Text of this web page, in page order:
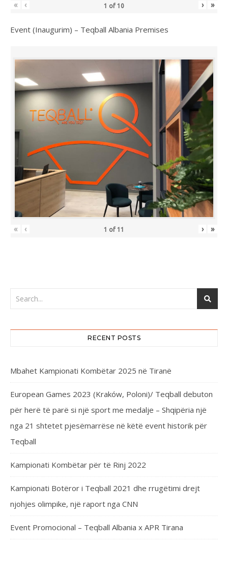
« ‹ 1 of 10 › »
Event (Inaugurim) – Teqball Albania Premises
« ‹ 1 of 11 › »
RECENT POSTS
Mbahet Kampionati Kombëtar 2025 në Tiranë
European Games 2023 (Kraków, Poloni)/ Teqball debuton
për herë të parë si një sport me medalje – Shqipëria një
nga 21 shtetet pjesëmarrëse në këtë event historik për
Teqball
Kampionati Kombëtar për të Rinj 2022
Kampionati Botëror i Teqball 2021 dhe rrugëtimi drejt
njohjes olimpike, një raport nga CNN
Event Promocional – Teqball Albania x APR Tirana